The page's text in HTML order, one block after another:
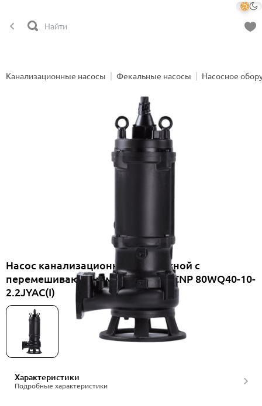
Канализационные насосы Фекальные насосы Насосное
Насос канализационный погружной с
перемешивающим механизмом CNP 80WQ40-10-
2.2JYAC(I)
Характеристики
Подробные характеристики